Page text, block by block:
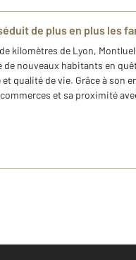
de plus en plus les
kilomètres de Lyon,
nouveaux habitants en
qualité de vie. Grâce à son
et sa proximité